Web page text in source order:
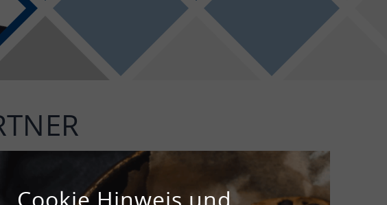
Cookie Hinweis und